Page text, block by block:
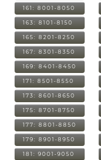
161: 8001-8050
163: 8101-8150
165: 8201-8250
167: 8301-8350
169: 8401-8450
171: 8501-8550
173: 8601-8650
175: 8701-8750
177: 8801-8850
179: 8901-8950
181: 9001-9050